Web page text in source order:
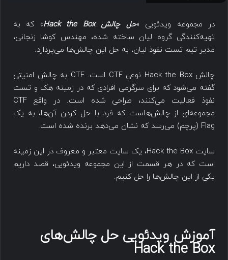
در مجموعه ویدئویی «حل چالش Hack the Box
» که به
تهیه‌کنندگی گروه لیان ساخته شده، مهندس کوشا زنجانی،
مدیر تیم تست نفوذ لیان، به حل این چالش‌ها می‌پردازد.
چالش Hack the Box نوعی CTF است. CTF به چالش امنیتی
گفته می‌شود که برای سرگرمی افرادی که در زمینه هک و تست
نفوذ فعالیت می‌کنند، طراحی شده است. در واقع CTF
مجموعه‌ای از چالش‌هاست که فرد با حل کردن آن‌ها، به یک
Flag (پرچم) می‌رسد که نشان می‌دهد برنده شده است.
سایت Hack the Box، یک سایت معتبر و معروف در این زمینه
است که در هر قسمت از این مجموعه ویدئویی، قصد داریم
یکی از این چالش‌ها را حل کنیم.
آموزش ویدئویی حل چالش‌های
Hack the Box